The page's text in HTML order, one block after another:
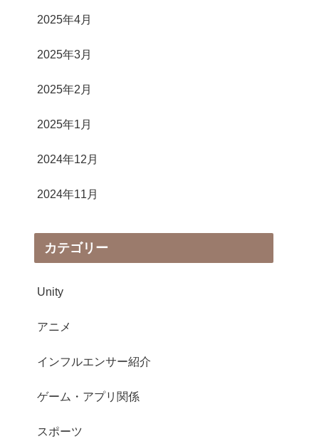
2025年4月
2025年3月
2025年2月
2025年1月
2024年12月
2024年11月
カテゴリー
Unity
アニメ
インフルエンサー紹介
ゲーム・アプリ関係
スポーツ